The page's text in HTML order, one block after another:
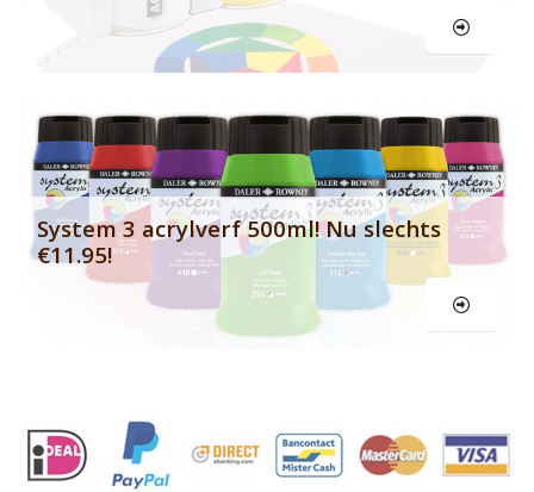
System 3 acrylverf 500ml! Nu slechts
€11.95!